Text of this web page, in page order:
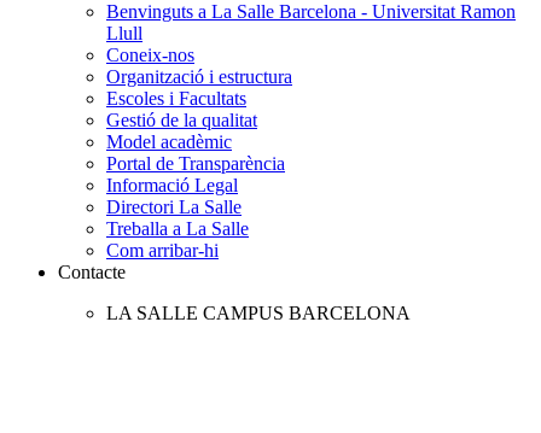
Benvinguts a La Salle Barcelona - Universitat Ramon
Llull
Coneix-nos
Organització i estructura
Escoles i Facultats
Gestió de la qualitat
Model acadèmic
Portal de Transparència
Informació Legal
Directori La Salle
Treballa a La Salle
Com arribar-hi
Contacte
LA SALLE CAMPUS BARCELONA